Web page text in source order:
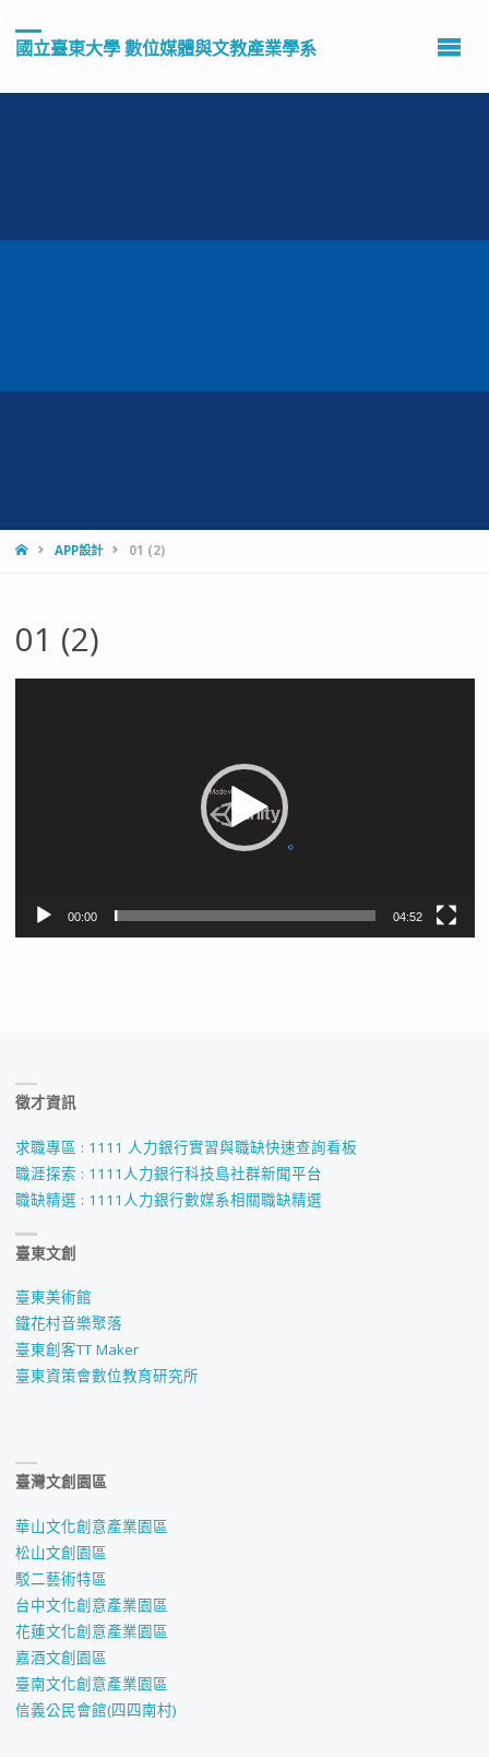
國立臺東大學 數位媒體與文教產業學系
HOMEAPP設計 01 (2)
01 (2)
00:00 04:52
徵才資訊
求職專區 : 1111 人力銀行實習與職缺快速查詢看板
職涯探索 : 1111人力銀行科技島社群新聞平台
職缺精選 : 1111人力銀行數媒系相關職缺精選
臺東文創
臺東美術館
鐵花村音樂聚落
臺東創客TT Maker
臺東資策會數位教育研究所
臺灣文創園區
華山文化創意產業園區
松山文創園區
駁二藝術特區
台中文化創意產業園區
花蓮文化創意產業園區
嘉酒文創園區
臺南文化創意產業園區
信義公民會館(四四南村)